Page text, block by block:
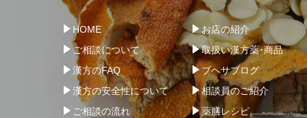
HOME
お店の紹介
ご相談について
取扱い漢方薬･商品
漢方のFAQ
ブヘサブログ
漢方の安全性について
相談員のご紹介
ご相談の流れ
薬膳レシピ